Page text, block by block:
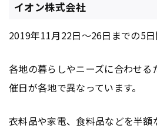
イオン株式会社
2019年11月22日〜26日までの5日
各地の暮らしやニーズに合わせる
催日が各地で異なっています。
衣料品や家電、食料品などを半